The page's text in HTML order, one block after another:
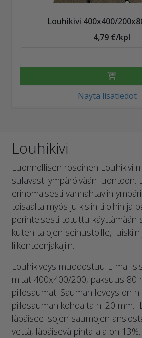
Louhikivi 400x400/
4,79 €/kpl
Näytä lisätiedot
Louhikivi
Luonnollisen rosoinen Louhikivi
sulavasti ympäröivään luontoon.
erinomaisesti vanhahtaviin
toisaalta myös julkisiin tiloihin ja
perinteisesti totuttu käyttämään
kuten talojen seinustoille, luiskiin
liikenteenjakajiin.
Louhikiveys muodostuu L-
mitat 400x400/200, paksuus 80
piilosaumat. Sauman leveys on
piilosauman kohdalta n. 20 mm.
läpäisee isojen saumojen
vettä, läpäisevä pinta-ala on 13%.